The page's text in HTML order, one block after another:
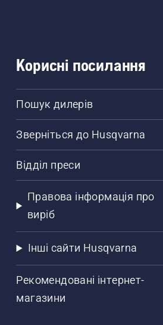
Корисні посилання
Пошук дилерів
Зверніться до Husqvarna
Відділ преси
Правова інформація про
виріб
Інші сайти Husqvarna
Рекомендовані інтернет-
магазини